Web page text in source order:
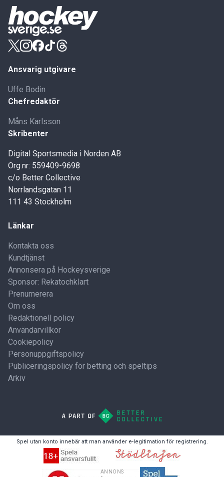
ANNONS
Ansvarig utgivare
Uffe Bodin
Chefredaktör
Måns Karlsson
Skribenter
Digital Sportsmedia i Norden AB
Org.nr: 559409-9698
c/o Better Collective
Norrlandsgatan 11
111 43 Stockholm
Länkar
Kontakta oss
Kundtjänst
Annonsera på Hockeysverige
Sponsor: Rekatochklart
Prenumerera
Om oss
Redaktionell policy
Användarvillkor
Cookiepolicy
Personuppgiftspolicy
Publiceringspolicy för betting och speltips
Arkiv
Spel utan konto innebär att man använder e-legitimation för registrering.